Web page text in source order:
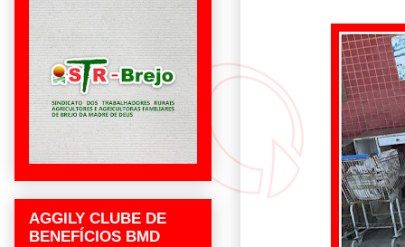
AGGILY CLUBE DE
BENEFÍCIOS BMD